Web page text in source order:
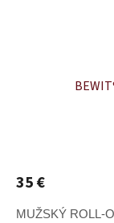
35 €
MUŽSKÝ ROLL-